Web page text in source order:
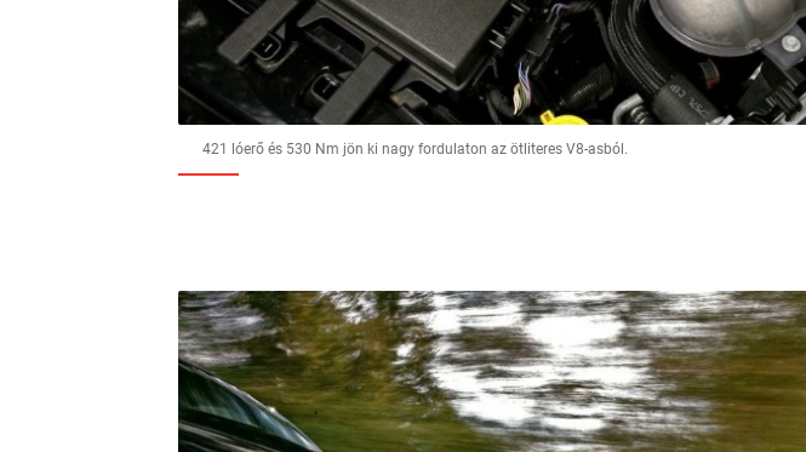
421 lóerő és 530 Nm jön ki nagy fordulaton az ötliteres V8-asból.